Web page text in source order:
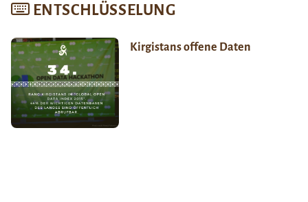
ENTSCHLÜSSELUNG
Kirgistans offene Daten